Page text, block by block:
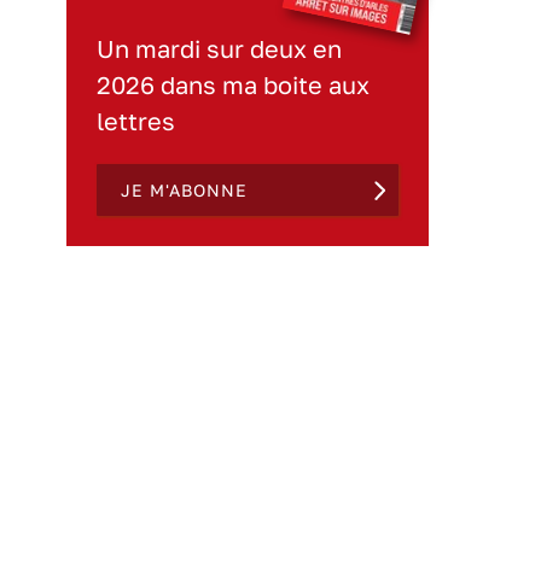
Un mardi sur deux en
2026 dans ma boite aux
lettres
JE M'ABONNE